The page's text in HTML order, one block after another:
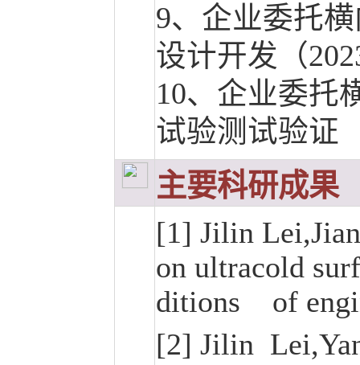
9、企业委托
设计开发（
10、企业委托
试验测试验证
主要科研成果
[1] Jilin
on ultracold
ditions of
[2] Jilin